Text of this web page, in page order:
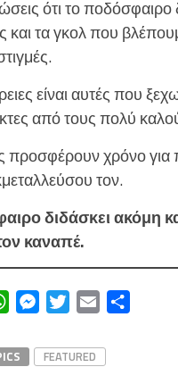
ότι το ποδόσφαιρο
και τα γκολ που
είναι αυτές που
από τους πολύ
προσφέρουν χρόνο για
τον.
διδάσκει ακόμη
καναπέ.
WhatsAppMessengerTwitterEmail
FEATURED